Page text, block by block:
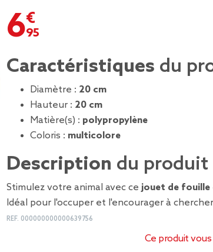
6,95 €
Caractéristiques du
Diamètre : 20 cm
Hauteur : 20 cm
Matière(s) : polypropylène
Coloris : multicolore
Description du produit
Stimulez votre animal avec ce jouet de fouille
Idéal pour l'occuper et l'encourager à
REF. 000000000000639756
Ce produit vous